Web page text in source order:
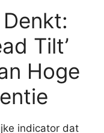
Tilt’
Hoge
indicator dat